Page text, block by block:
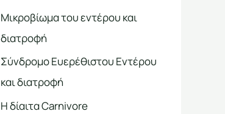
η
σ
η
γ
ι
Μικροβίωμα του εντέρου και
διατροφή
Σύνδρομο Ευερέθιστου Εντέρου
και διατροφή
Η δίαιτα Carnivore